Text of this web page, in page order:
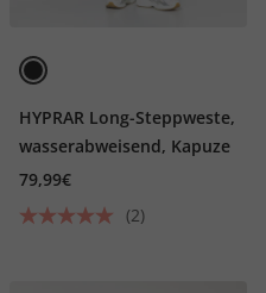
HYPRAR Long-Steppweste,
wasserabweisend, Kapuze
79,99€
(2)